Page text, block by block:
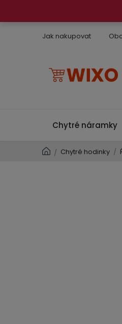
Jak nakupovat
Chytré náramky
Domů
/ Chytré hodinky /